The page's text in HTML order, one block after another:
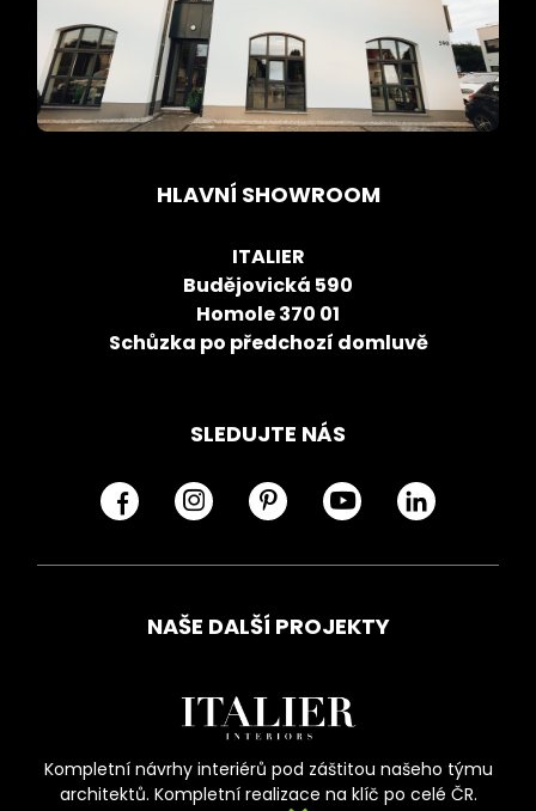
HLAVNÍ SHOWROOM
ITALIER
Budějovická 590
Homole 370 01
Schůzka po předchozí domluvě
SLEDUJTE NÁS
NAŠE DALŠÍ PROJEKTY
Kompletní návrhy interiérů pod záštitou našeho týmu
architektů. Kompletní realizace na klíč po celé ČR.